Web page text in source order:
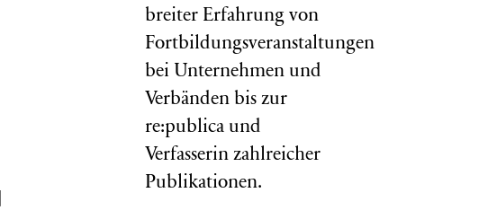
breiter Erfahrung von
Fortbildungsveranstaltungen
bei Unternehmen und
Verbänden bis zur
re:publica und
Verfasserin zahlreicher
Publikationen.